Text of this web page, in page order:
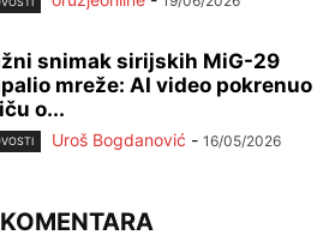
snimak sirijskih MiG-29
mreže: AI video pokrenuo
o...
Uroš Bogdanović - 16/05/2026